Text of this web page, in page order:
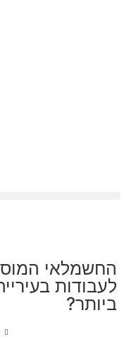
החשמלאי
לעבודות
ביותר?